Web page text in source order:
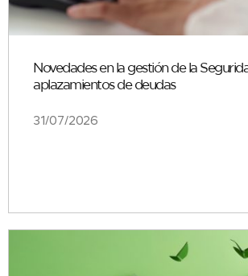
Novedades en la gestión de la
aplazamientos de deudas
31/07/2026